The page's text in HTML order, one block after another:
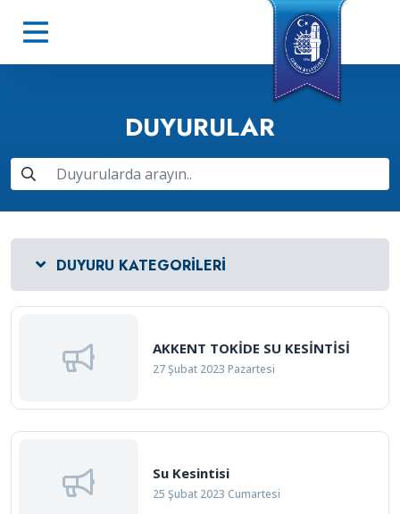
DUYURULAR
DUYURU KATEGORILERI
AKKENT TOKİDE SU KESİNTİSİ
27 Şubat 2023 Pazartesi
Su Kesintisi
25 Şubat 2023 Cumartesi